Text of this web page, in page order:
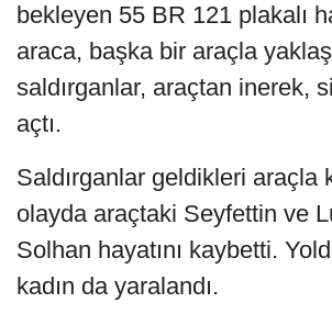
bekleyen 55 BR 121 plakalı
araca, başka bir araçla
saldırganlar, araçtan inerek,
açtı.
Saldırganlar geldikleri araçla
olayda araçtaki Seyfettin ve
Solhan hayatını kaybetti.
kadın da yaralandı.